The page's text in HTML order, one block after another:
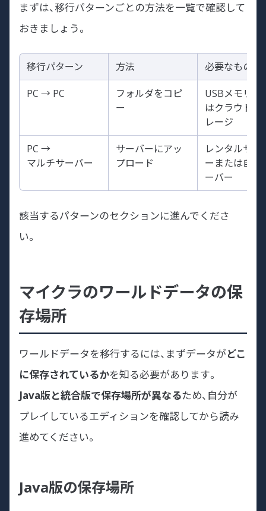
まずは、移行パターンごとの方法を一覧で確認して
おきましょう。
移行パターン 方法 必要なもの
PC → PC
フォルダをコピ
ー
USBメモリま
はクラウドス
レージ
PC →
マルチサーバー
サーバーにアッ
プロード
レンタルサー
ーまたは自前
ーバー
該当するパターンのセクションに進んでくださ
い。
マイクラのワールドデータの保
存場所
ワールドデータを移行するには、まずデータがどこ
に保存されているかを知る必要があります。
Java版と統合版で保存場所が異なるため、自分が
プレイしているエディションを確認してから読み
進めてください。
Java版の保存場所